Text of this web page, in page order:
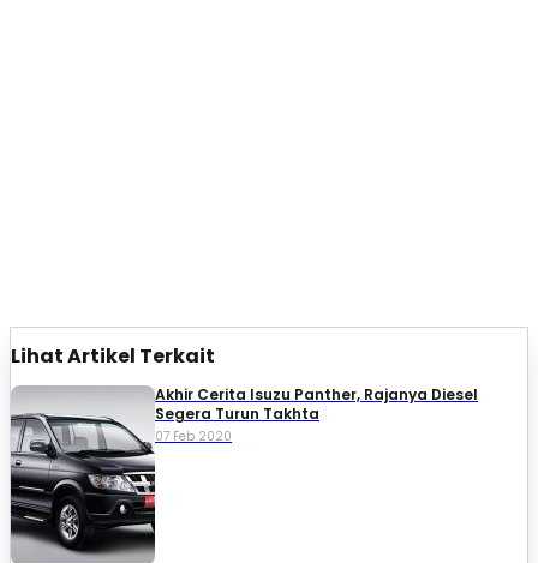
Lihat Artikel Terkait
Akhir Cerita Isuzu Panther, Rajanya Diesel
Segera Turun Takhta
07 Feb 2020